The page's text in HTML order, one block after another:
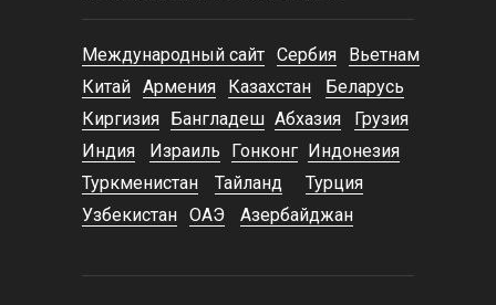
Сербия
Вьетнам
Китай Армения Казахстан
Беларусь
Киргизия Бангладеш Абхазия Грузия
Международный сайт
Индия Израиль Гонконг Индонезия
Туркменистан
Турция
Узбекистан ОАЭ Азербайджан
Тайланд